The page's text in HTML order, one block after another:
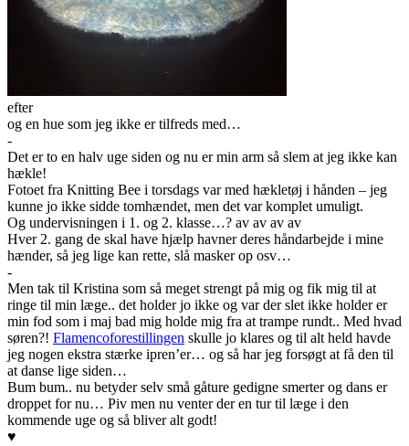
efter
og en hue som jeg ikke er tilfreds med…
-
Det er to en halv uge siden og nu er min arm så slem at jeg ikke kan
hækle!
Fotoet fra Knitting Bee i torsdags var med hækletøj i hånden – jeg
kunne jo ikke sidde tomhændet, men det var komplet umuligt.
Og undervisningen i 1. og 2. klasse…? av av av av
Hver 2. gang de skal have hjælp havner deres håndarbejde i mine
hænder, så jeg lige kan rette, slå masker op osv…
-
Men tak til Kristina som så meget strengt på mig og fik mig til at
ringe til min læge.. det holder jo ikke og var der slet ikke holder er
min fod som i maj bad mig holde mig fra at trampe rundt.. Med hvad
søren?! Flamencoforestillingen skulle jo klares og til alt held havde
jeg nogen ekstra stærke ipren’er… og så har jeg forsøgt at få den til
at danse lige siden…
Bum bum.. nu betyder selv små gåture gedigne smerter og dans er
droppet for nu… Piv men nu venter der en tur til læge i den
kommende uge og så bliver alt godt!
♥